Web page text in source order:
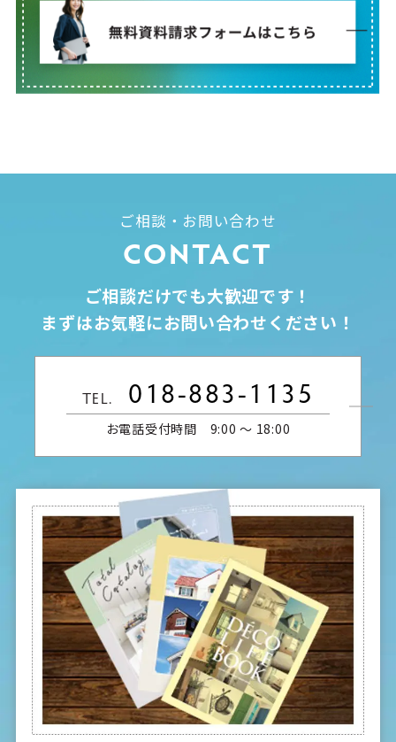
ご相談・お問い合わせ
CONTACT
ご相談だけでも大歓迎です！
まずはお気軽にお問い合わせください！
TEL. 018-883-1135
お電話受付時間 9:00 〜 18:00